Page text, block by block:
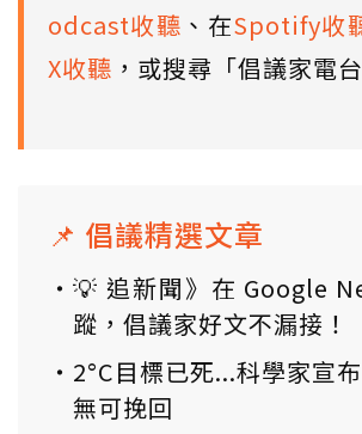
odcast收聽 、在Spotify收
X收聽 ，或搜尋「倡議家電
📌 倡議精選文章
💡 追新聞》在 Google
蹤，倡議家好文不漏接！
2°C目標已死...科學家宣
無可挽回